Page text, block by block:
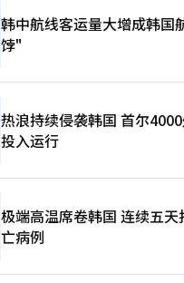
韩中航线客运量大增成韩国
饽"
热浪持续侵袭韩国 首尔
投入运行
极端高温席卷韩国 连续五天
亡病例